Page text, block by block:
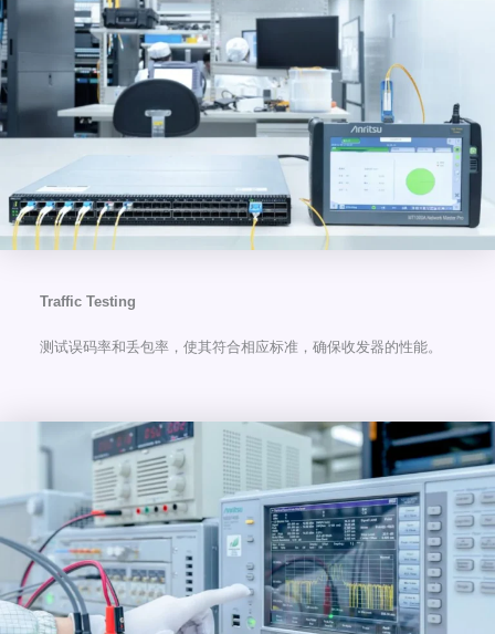
Traffic Testing
测试误码率和丢包率，使其符合相应标准，确保收发器的性能。